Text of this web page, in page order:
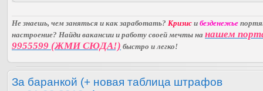
Не знаешь, чем заняться и как заработать? Кризис и безденежье
настроение? Найди вакансии и работу своей мечты на нашем
9955599 (ЖМИ СЮДА!) быстро и легко!
За баранкой (+ новая таблица штрафов